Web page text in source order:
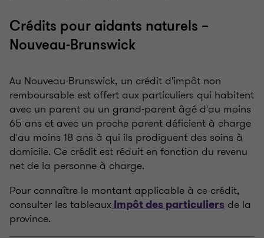
Crédits pour aidants naturels –
Nouveau-Brunswick
Au Nouveau-Brunswick, un crédit d'impôt non
remboursable est offert aux particuliers qui habitent
avec un parent ou un grand-parent âgé d'au moins
65 ans et avec un proche parent déficient à charge
d'au moins 18 ans à qui ils prodiguent des soins à
domicile. Ce crédit est réduit en fonction du revenu
net de la personne à charge.
Pour connaître le montant applicable à ce crédit,
consulter les tableaux Impôt des particuliers de la
province.